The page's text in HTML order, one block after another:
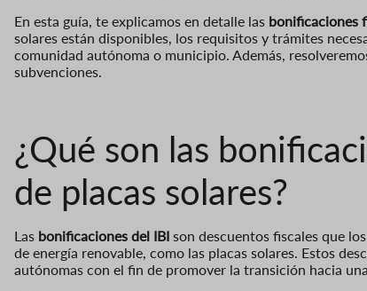
En esta guía, te explicamos en detalle las bonificaciones
solares están disponibles, los requisitos y trámites
comunidad autónoma o municipio. Además,
subvenciones.
¿Qué son las
de placas solares?
Las bonificaciones del IBI son descuentos fiscales que
de energía renovable, como las placas solares. Estos
autónomas con el fin de promover la transición hacia